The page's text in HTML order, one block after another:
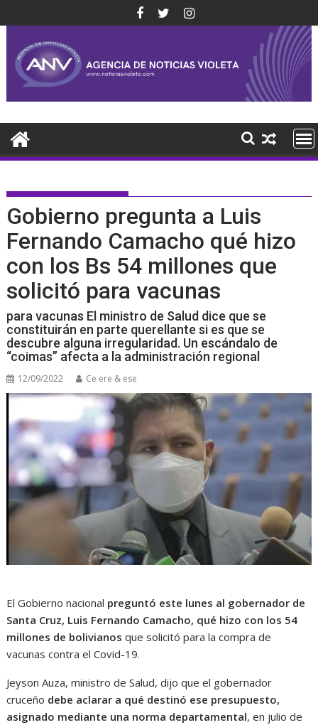
al
contenido
Gobierno pregunta a Luis
Fernando Camacho qué hizo
con los Bs 54 millones que
solicitó para vacunas
para vacunas El ministro de Salud dice que se
constituirán en parte querellante si es que se
descubre alguna irregularidad. Un escándalo de
“coimas” afecta a la administración regional
12/09/2022 Ce ere & ese
El Gobierno nacional preguntó este lunes al gobernador de
Santa Cruz, Luis Fernando Camacho, qué hizo con los 54
millones de bolivianos que solicitó para la compra de
vacunas contra el Covid-19.
Jeyson Auza, ministro de Salud, dijo que el gobernador
cruceño debe aclarar a qué destinó ese presupuesto,
asignado mediante una norma departamental, en julio de